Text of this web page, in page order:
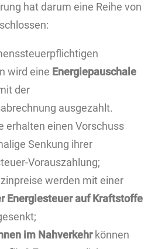
hat darum eine Reihe von
wird eine Energiepauschale
der
ausgezahlt.
erhalten einen Vorschuss
Senkung ihrer
Vorauszahlung;
werden mit einer
Energiesteuer auf Kraftstoffe
im Nahverkehrkönnen